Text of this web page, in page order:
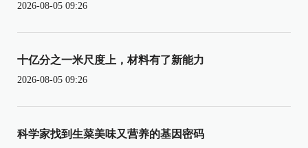
2026-08-05 09:26
十亿分之一米尺度上，材料有了新能力
2026-08-05 09:26
科学家找到生菜美味又营养的基因密码